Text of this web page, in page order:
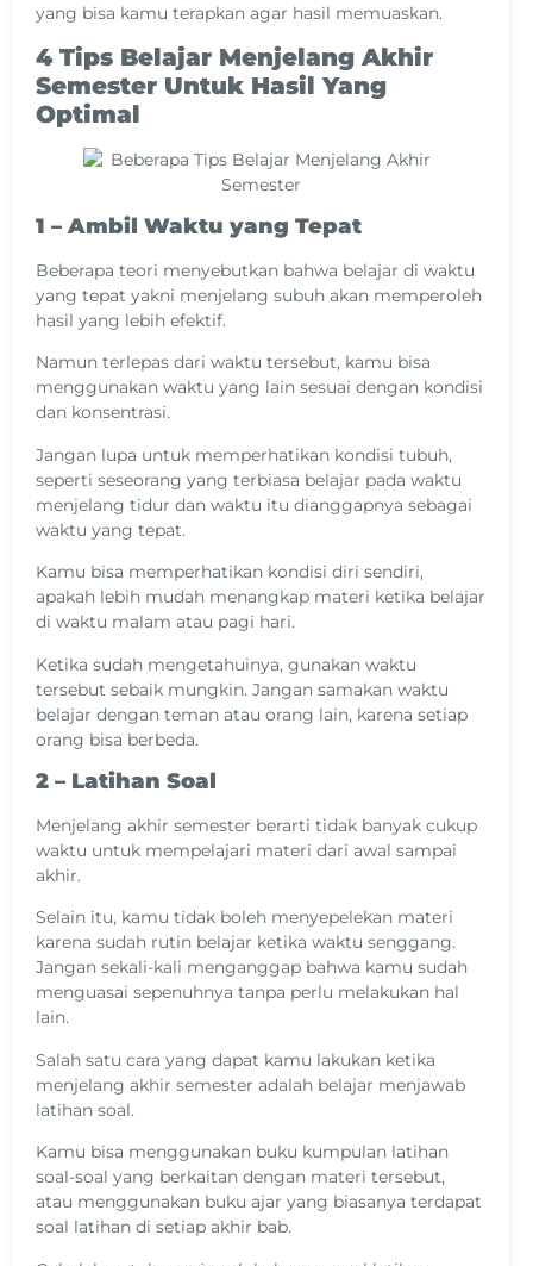
yang bisa kamu terapkan agar hasil memuaskan.
4 Tips Belajar Menjelang Akhir
Semester Untuk Hasil Yang
Optimal
1 – Ambil Waktu yang Tepat
Beberapa teori menyebutkan bahwa belajar di waktu
yang tepat yakni menjelang subuh akan memperoleh
hasil yang lebih efektif.
Namun terlepas dari waktu tersebut, kamu bisa
menggunakan waktu yang lain sesuai dengan kondisi
dan konsentrasi.
Jangan lupa untuk memperhatikan kondisi tubuh,
seperti seseorang yang terbiasa belajar pada waktu
menjelang tidur dan waktu itu dianggapnya sebagai
waktu yang tepat.
Kamu bisa memperhatikan kondisi diri sendiri,
apakah lebih mudah menangkap materi ketika belajar
di waktu malam atau pagi hari.
Ketika sudah mengetahuinya, gunakan waktu
tersebut sebaik mungkin. Jangan samakan waktu
belajar dengan teman atau orang lain, karena setiap
orang bisa berbeda.
2 – Latihan Soal
Menjelang akhir semester berarti tidak banyak cukup
waktu untuk mempelajari materi dari awal sampai
akhir.
Selain itu, kamu tidak boleh menyepelekan materi
karena sudah rutin belajar ketika waktu senggang.
Jangan sekali-kali menganggap bahwa kamu sudah
menguasai sepenuhnya tanpa perlu melakukan hal
lain.
Salah satu cara yang dapat kamu lakukan ketika
menjelang akhir semester adalah belajar menjawab
latihan soal.
Kamu bisa menggunakan buku kumpulan latihan
soal-soal yang berkaitan dengan materi tersebut,
atau menggunakan buku ajar yang biasanya terdapat
soal latihan di setiap akhir bab.